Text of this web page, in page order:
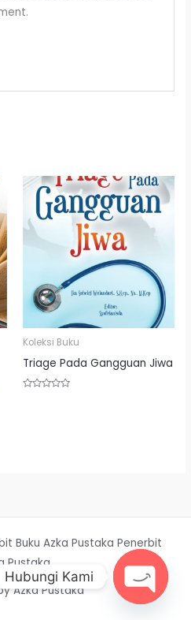
Koleksi Buku
Triage Pada Gangguan Jiwa
Buku Azka Pustaka Penerbit
Pustaka
Azka Pustaka
Hubungi Kami
OPEN